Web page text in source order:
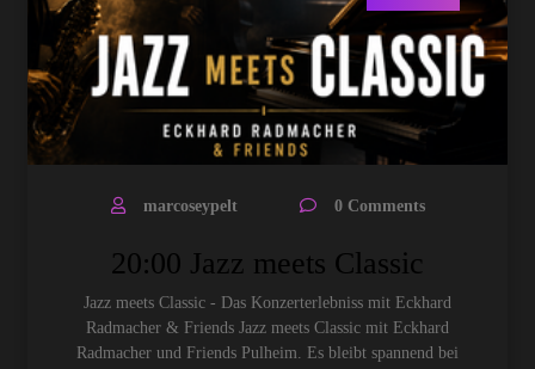
marcoseypelt 0 Comments
20:00 Jazz meets Classic
Jazz meets Classic - Das Konzerterlebniss mit Eckhard
Radmacher & Friends Jazz meets Classic mit Eckhard
Radmacher und Friends Pulheim. Es bleibt spannend bei